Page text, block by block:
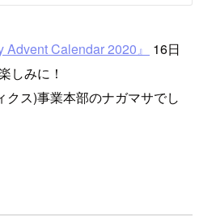
Advent Calendar 2020』
16日
しみに！
クス)事業本部のナガマサでし